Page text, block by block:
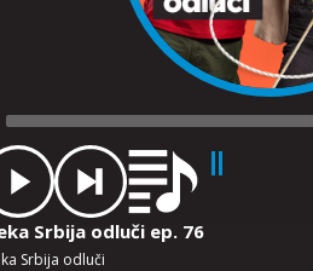
Srbija odluči ep. 76
Srbija odluči